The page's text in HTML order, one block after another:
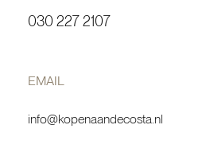
030 227 2107
EMAIL
info@kopenaandecosta.nl